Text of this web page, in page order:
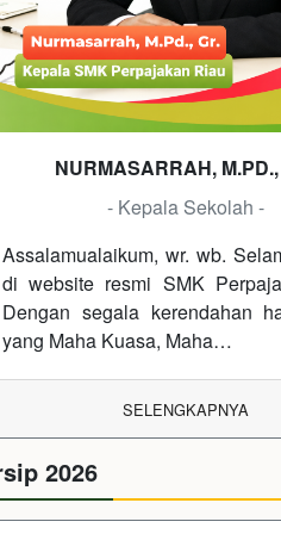
NURMASARRAH,
- Kepala Sekolah -
Assalamualaikum, wr. wb.
di website resmi SMK
Dengan segala kerendahan
yang Maha Kuasa, Maha…
SELENGKAPNYA
2026